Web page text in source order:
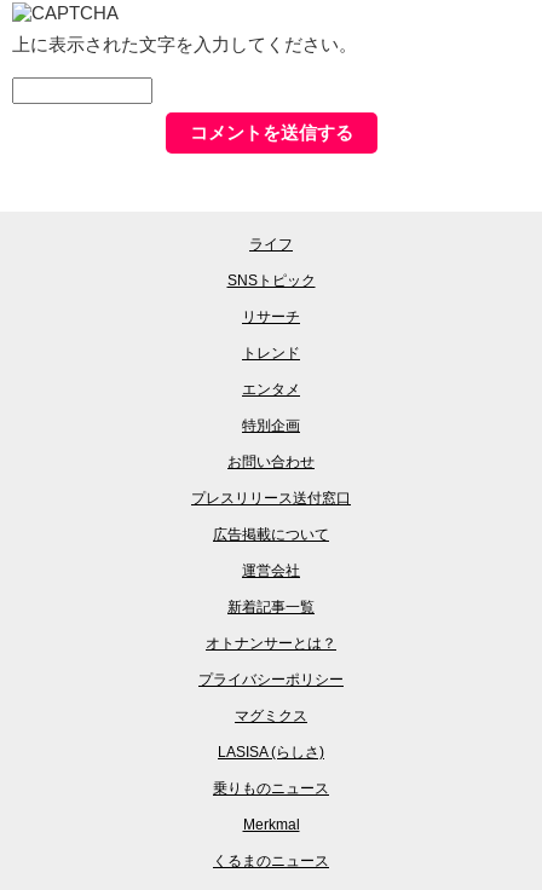
上に表示された文字を入力してください。
ライフ
SNSトピック
リサーチ
トレンド
エンタメ
特別企画
お問い合わせ
プレスリリース送付窓口
広告掲載について
運営会社
新着記事一覧
オトナンサーとは？
プライバシーポリシー
マグミクス
LASISA (らしさ)
乗りものニュース
Merkmal
くるまのニュース